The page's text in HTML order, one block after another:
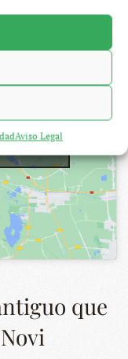
Aviso Legal
cookies y
que